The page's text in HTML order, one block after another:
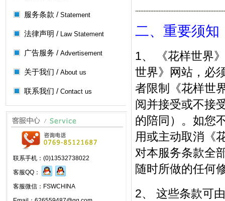
服务条款 / Statement
法律声明 / Law Statement
广告服务 / Advertisement
关于我们 / About us
联系我们 / Contact us
联系手机：(0)13532738022
客服QQ：
客服微信：FSWCHINA
二、重要须知
1、 《花样世界
世界》网站，必
者限制《花样世
阅并接受或不接
的陪同）。如您
用或主动取消《
对本服务条款全
随时所做的任何
2、 这些条款可